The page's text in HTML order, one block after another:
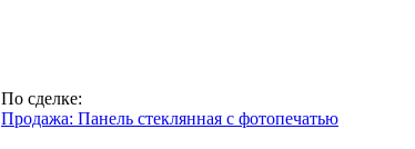
По сделке:
Продажа: Панель стеклянная с фотопечатью